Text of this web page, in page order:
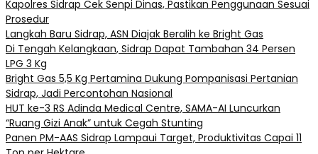
Kapolres Sidrap Cek Senpi Dinas, Pastikan Penggunaan Sesuai
Prosedur
Langkah Baru Sidrap, ASN Diajak Beralih ke Bright Gas
Di Tengah Kelangkaan, Sidrap Dapat Tambahan 34 Persen
LPG 3 Kg
Bright Gas 5,5 Kg Pertamina Dukung Pompanisasi Pertanian
Sidrap, Jadi Percontohan Nasional
HUT ke-3 RS Adinda Medical Centre, SAMA-AI Luncurkan
“Ruang Gizi Anak” untuk Cegah Stunting
Panen PM-AAS Sidrap Lampaui Target, Produktivitas Capai 11